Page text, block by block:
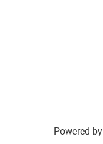
Powered by